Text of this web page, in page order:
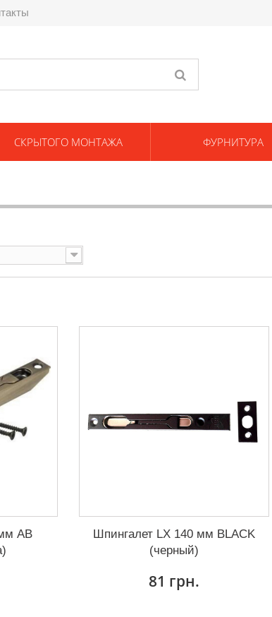
СКРЫТОГО МОНТАЖА ФУРНИТУРА
AB
Шпингалет LX 140 мм BLACK
(черный)
81 грн.